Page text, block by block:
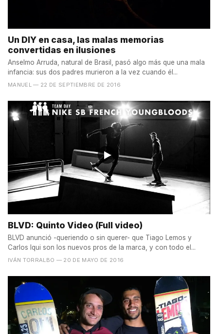
Un DIY en casa, las malas memorias
convertidas en ilusiones
Anselmo Arruda, natural de Brasil, pasó algo más que una mala
infancia: sus dos padres murieron a la vez cuando él...
MANUEL — 22 DE SEPTIEMBRE DE 2016
BLVD: Quinto Video (Full video)
BLVD anunció -queriendo o sin querer- que Tiago Lemos y
Carlos Iqui son los nuevos pros de la marca, y con todo el...
IVÁN TORRALBO — 20 DE MAYO DE 2016